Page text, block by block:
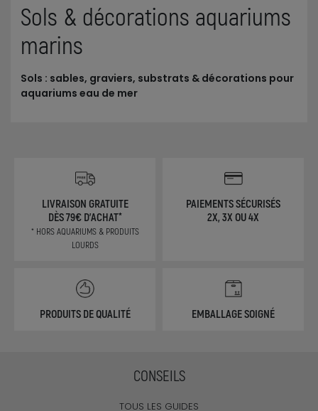
Sols & décorations aquariums
marins
Sols : sables, graviers, substrats & décorations pour
aquariums eau de mer
LIVRAISON GRATUITE
DÈS 79€ D'ACHAT*
* HORS AQUARIUMS & PRODUITS
LOURDS
PAIEMENTS SÉCURISÉS
2X, 3X OU 4X
PRODUITS DE QUALITÉ EMBALLAGE SOIGNÉ
CONSEILS
TOUS LES GUIDES